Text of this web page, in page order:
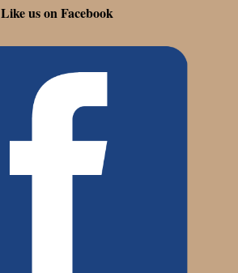
Like us on Facebook